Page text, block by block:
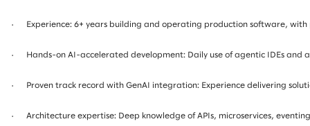
· Experience: 6+ years building and operating production software, with
· Hands-on AI-accelerated development: Daily use of agentic IDEs and
· Proven track record with GenAI integration: Experience delivering
· Architecture expertise: Deep knowledge of APIs, microservices,